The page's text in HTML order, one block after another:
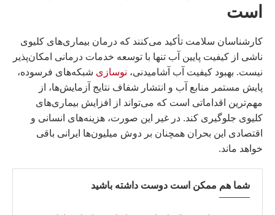
است
کارشناسان سلامت تأکید می‌کنند که درمان بیماری‌های کلیوی
ناشی از کیفیت پایین آب تنها با توسعه خدمات درمانی امکان‌پذیر
نیست. بهبود کیفیت آب آشامیدنی، نوسازی شبکه‌های فرسوده،
پایش مستمر منابع آب و انتشار شفاف نتایج آزمایش‌ها، از
مهم‌ترین اقداماتی است که می‌تواند از افزایش بیماری‌های
کلیوی جلوگیری کند. در غیر این صورت، هزینه‌های انسانی و
اقتصادی این بحران همچنان بر دوش میلیون‌ها ایرانی باقی
خواهد ماند.
شما هم ممکن است دوست داشته باشید